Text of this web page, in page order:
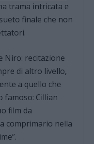
trama intricata e
finale che non
Niro: recitazione
di altro livello,
a quello che
famoso: Cillian
film da
comprimario nella